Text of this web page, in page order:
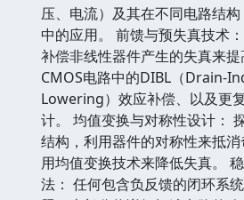
压、电流）及其在不同电路结构
中的应用。 前馈与预失真技术
补偿非线性器件产生的失真来
CMOS电路中的DIBL（Drain-
Lowering）效应补偿、以及更
计。 均值变换与对称性设计：
结构，利用器件的对称性来抵
用均值变换技术来降低失真。
法： 任何包含负反馈的闭环系